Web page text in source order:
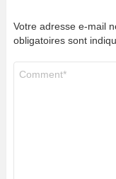
Votre adresse e-mail
obligatoires sont